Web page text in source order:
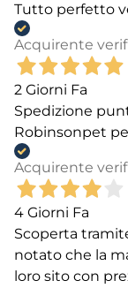
Tutto perfetto
Acquirente
2 Giorni Fa
Spedizione
Robinsonpet
Acquirente
4 Giorni Fa
Scoperta
notato che la
loro sito con